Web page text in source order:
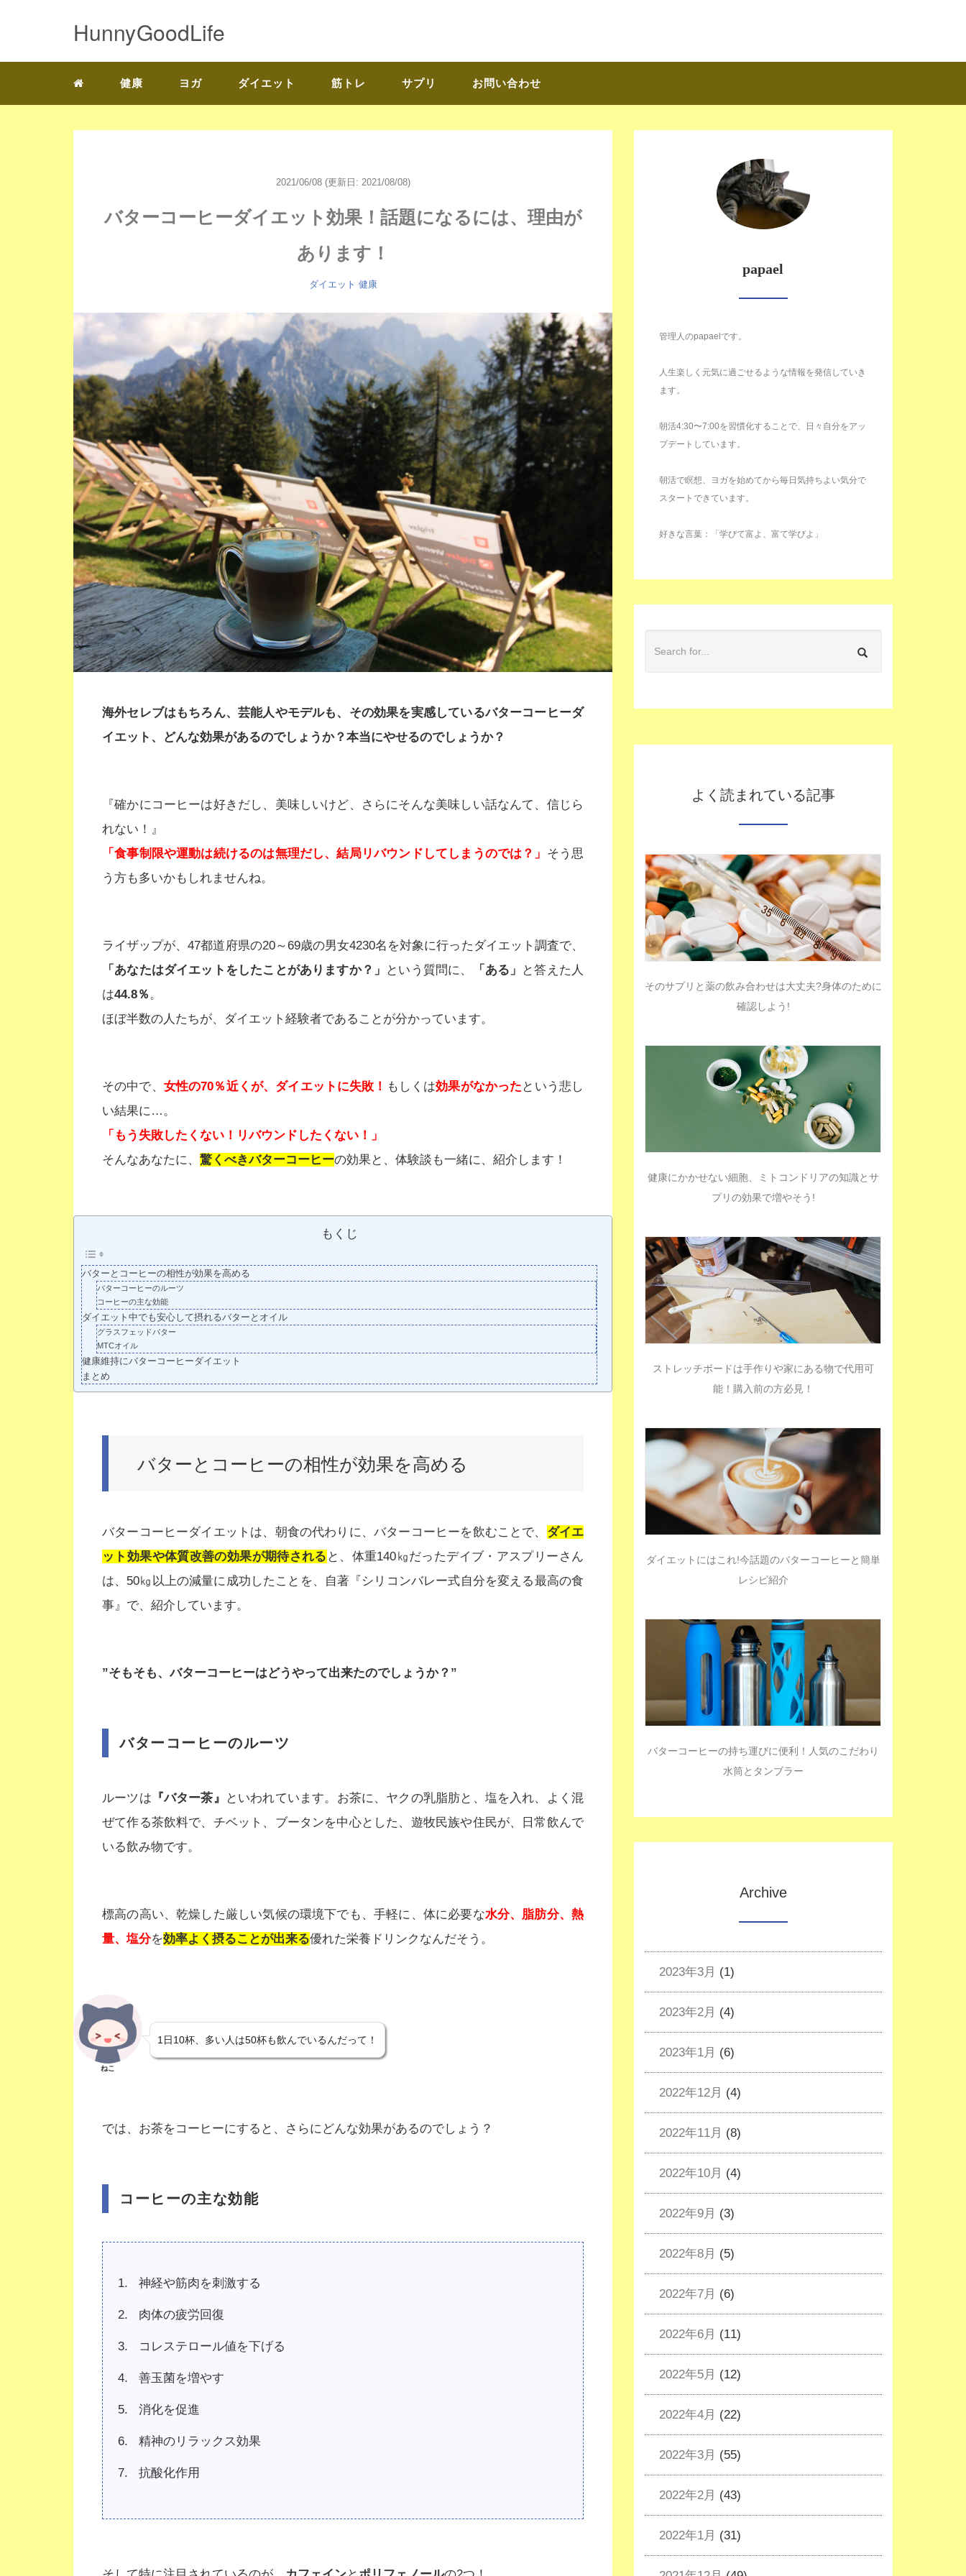
HunnyGoodLife
健康 ヨガ ダイエット 筋トレ サプリ お問い合わせ
2021/06/08 (更新日: 2021/08/08)
バターコーヒーダイエット効果！話題になるには、理由が
あります！
ダイエット 健康
海外セレブはもちろん、芸能人やモデルも、その効果を実感しているバターコーヒーダ
イエット、どんな効果があるのでしょうか？本当にやせるのでしょうか？
『確かにコーヒーは好きだし、美味しいけど、さらにそんな美味しい話なんて、信じら
れない！』
「食事制限や運動は続けるのは無理だし、結局リバウンドしてしまうのでは？」 そう思
う方も多いかもしれませんね。
ライザップが、47都道府県の20～69歳の男女4230名を対象に行ったダイエット調査で、
「あなたはダイエットをしたことがありますか？」
という質問に、 「ある」
と答えた人
は44.8％。
ほぼ半数の人たちが、ダイエット経験者であることが分かっています。
その中で、 女性の70％近くが、ダイエットに失敗！ もしくは効果がなかった という悲し
い結果に…。
「もう失敗したくない！リバウンドしたくない！」
そんなあなたに、 驚くべきバターコーヒーの効果と、体験談も一緒に、紹介します！
もくじ
バターとコーヒーの相性が効果を高める
バターコーヒーのルーツ
コーヒーの主な効能
ダイエット中でも安心して摂れるバターとオイル
グラスフェッドバター
MTCオイル
健康維持にバターコーヒーダイエット
まとめ
バターとコーヒーの相性が効果を高める
バターコーヒーダイエットは、朝食の代わりに、バターコーヒーを飲むことで、 ダイエ
ット効果や体質改善の効果が期待される と、体重140㎏だったデイブ・アスプリーさん
は、50㎏以上の減量に成功したことを、自著『シリコンバレー式自分を変える最高の食
事』で、紹介しています。
”そもそも、バターコーヒーはどうやって出来たのでしょうか？”
バターコーヒーのルーツ
ルーツは 『バター茶』
といわれています。お茶に、ヤクの乳脂肪と、塩を入れ、よく混
ぜて作る茶飲料で、チベット、ブータンを中心とした、遊牧民族や住民が、日常飲んで
いる飲み物です。
標高の高い、乾燥した厳しい気候の環境下でも、手軽に、体に必要な水分、脂肪分、熱
量、塩分を効率よく摂ることが出来る優れた栄養ドリンクなんだそう。
ねこ
1日10杯、多い人は50杯も飲んでいるんだって！
では、お茶をコーヒーにすると、さらにどんな効果があるのでしょう？
コーヒーの主な効能
神経や筋肉を刺激する
肉体の疲労回復
コレステロール値を下げる
善玉菌を増やす
消化を促進
精神のリラックス効果
抗酸化作用
papael
管理人のpapaelです。
人生楽しく元気に過ごせるような情報を発信していき
ます。
朝活4:30〜7:00を習慣化することで、日々自分をアッ
プデートしています。
朝活で瞑想、ヨガを始めてから毎日気持ちよい気分で
スタートできています。
好きな言葉：「学びて富よ、富て学びよ」
よく読まれている記事
そのサプリと薬の飲み合わせは大丈夫?身体のために
確認しよう!
健康にかかせない細胞、ミトコンドリアの知識とサ
プリの効果で増やそう!
ストレッチボードは手作りや家にある物で代用可
能！購入前の方必見！
ダイエットにはこれ!今話題のバターコーヒーと簡単
レシピ紹介
バターコーヒーの持ち運びに便利！人気のこだわり
水筒とタンブラー
Archive
2023年3月 (1)
2023年2月 (4)
2023年1月 (6)
2022年12月 (4)
2022年11月 (8)
2022年10月 (4)
2022年9月 (3)
2022年8月 (5)
2022年7月 (6)
2022年6月 (11)
2022年5月 (12)
2022年4月 (22)
2022年3月 (55)
2022年2月 (43)
2022年1月 (31)